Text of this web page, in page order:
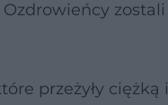
Ozdrowieńcy
przeżyły